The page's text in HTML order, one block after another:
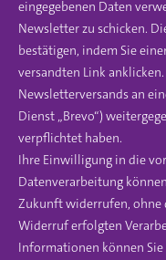
eingegebenen Daten
Newsletter zu schicken.
bestätigen, indem Sie
versandten Link
Newsletterversands an
Dienst „Brevo“)
verpflichtet haben.
Ihre Einwilligung in die
Datenverarbeitung
Zukunft widerrufen, ohne
Widerruf erfolgten
Informationen können Sie